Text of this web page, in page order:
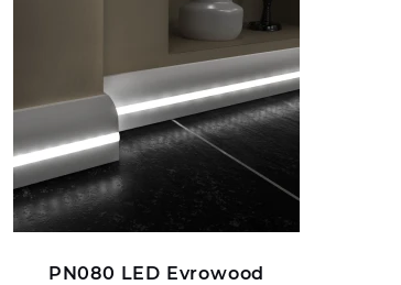
PN080 LED Evrowood